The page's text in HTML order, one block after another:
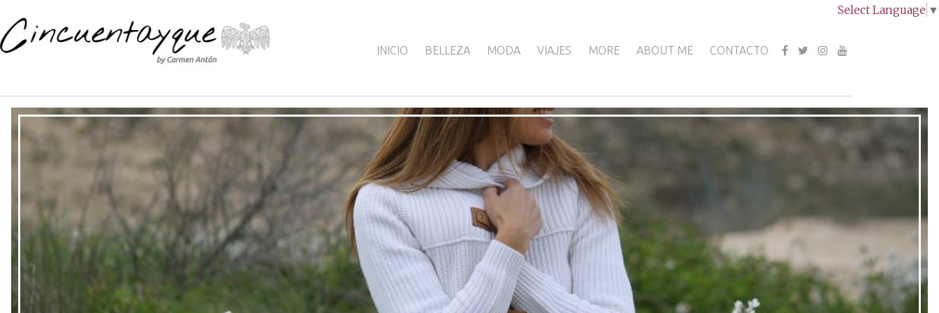
Select Language ▼
INICIO BELLEZA MODA VIAJES MORE ABOUT ME CONTACTO